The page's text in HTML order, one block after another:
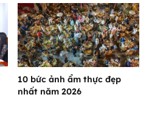
10 bức ảnh ẩm thực đẹp
nhất năm 2026